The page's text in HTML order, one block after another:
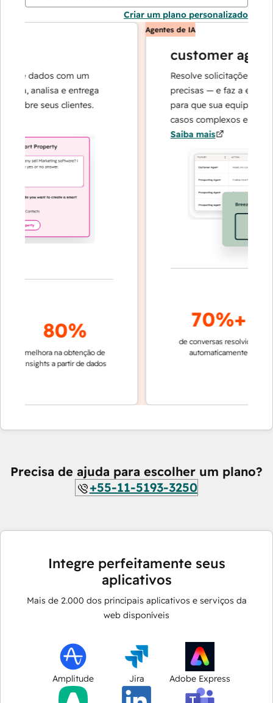
Criar um plano personalizado
dados com um
analisa e entrega
seus clientes.
80%
melhora na obtenção de
insights a partir de dados
Agentes de IA
customer agent
Resolve solicitações com
precisas — e faz a escalada
para que sua equipe possa
casos complexos e na
Saiba mais
70%+
de conversas resolvidas
automaticamente
Precisa de ajuda para escolher um plano?
+55-11-5193-3250
Integre perfeitamente seus
aplicativos
Mais de 2.000 dos principais aplicativos e serviços da
web disponíveis
Amplitude Jira Adobe Express